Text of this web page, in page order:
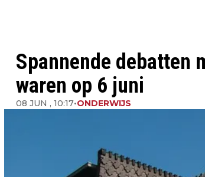
Spannende debatten
waren op 6 juni
08 JUN , 10:17•ONDERWIJS